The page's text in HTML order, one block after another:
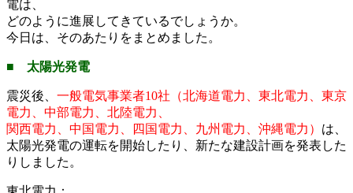
電は、
どのように進展してきているでしょうか。
今日は、そのあたりをまとめました。
■ 太陽光発電
震災後、 一般電気事業者10社（北海道電力、東北電力、東京
電力、中部電力、北陸電力、
関西電力、中国電力、四国電力、九州電力、沖縄電力） は、
太陽光発電の運転を開始したり、新たな建設計画を発表した
りしました。